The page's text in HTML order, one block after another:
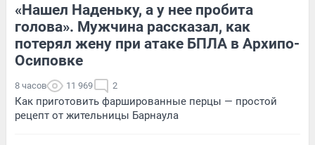
«Нашел Наденьку, а у нее пробита
голова». Мужчина рассказал, как
потерял жену при атаке БПЛА в Архипо-
Осиповке
8 часов 11 969 2
Как приготовить фаршированные перцы — простой
рецепт от жительницы Барнаула